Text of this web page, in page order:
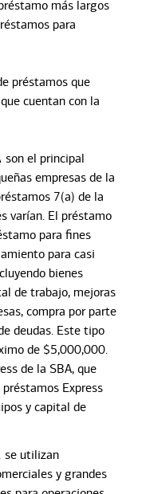
más largos
para
préstamos que
cuentan con la
son el principal
empresas de la
7(a) de la
varían. El préstamo
para fines
para casi
bienes
de trabajo, mejoras
compra por parte
deudas. Este tipo
de $5,000,000.
de la SBA, que
Express
y capital de
se utilizan
y grandes